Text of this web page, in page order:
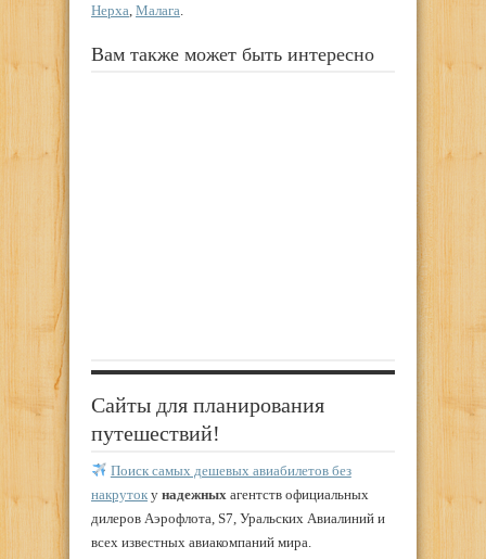
Нерха Малага
Вам также может быть интересно
Сайты для планирования
путешествий!
Поиск самых дешевых авиабилетов без
накруток у надежных агентств официальных
дилеров Аэрофлота, S7, Уральских Авиалиний и
всех известных авиакомпаний мира.